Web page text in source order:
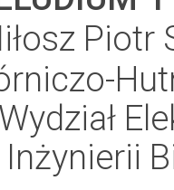
Piotr